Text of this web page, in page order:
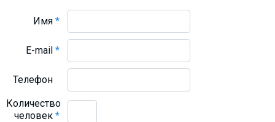
Имя*
E-mail*
Телефон
Количество
человек*